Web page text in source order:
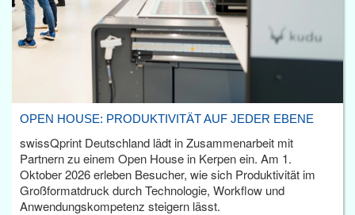
OPEN HOUSE: PRODUKTIVITÄT AUF JEDER EBENE
swissQprint Deutschland lädt in Zusammenarbeit mit
Partnern zu einem Open House in Kerpen ein. Am 1.
Oktober 2026 erleben Besucher, wie sich Produktivität im
Großformatdruck durch Technologie, Workflow und
Anwendungskompetenz steigern lässt.